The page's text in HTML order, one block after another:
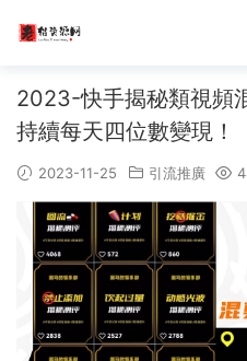
2023-快手揭秘類視頻
持續每天四位數變現！
2023-11-25 引流推廣